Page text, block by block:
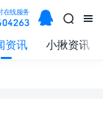


在线服务 
资讯 小揪资讯